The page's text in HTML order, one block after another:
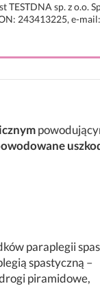
sp. z o.o.
243413225, e-
paraplegii
spastyczną –
piramidowe,